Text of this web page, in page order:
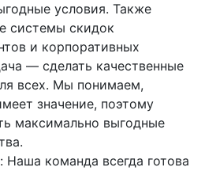
условия. Также
системы скидок
и корпоративных
— сделать качественные
всех. Мы понимаем,
значение, поэтому
максимально выгодные
Наша команда всегда готова